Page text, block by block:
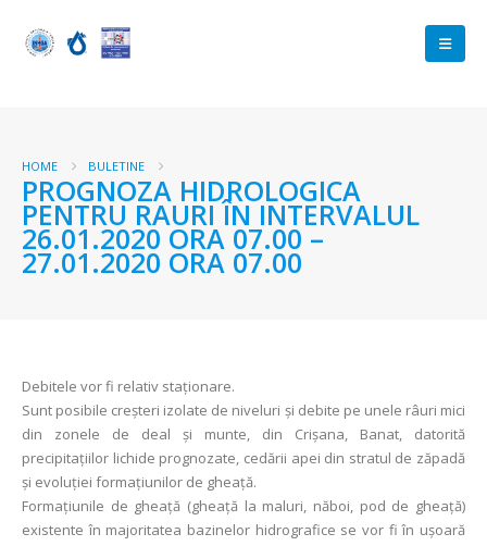
HOME BULETINE
PROGNOZA HIDROLOGICA
PENTRU RAURI ÎN INTERVALUL
26.01.2020 ORA 07.00 –
27.01.2020 ORA 07.00
Debitele vor fi relativ staţionare.
Sunt posibile creşteri izolate de niveluri şi debite pe unele râuri mici
din zonele de deal și munte, din Crișana, Banat, datorită
precipitaţiilor lichide prognozate, cedării apei din stratul de zăpadă
și evoluţiei formaţiunilor de gheaţă.
Formațiunile de gheață (gheață la maluri, năboi, pod de gheață)
existente în majoritatea bazinelor hidrografice se vor fi în ușoară